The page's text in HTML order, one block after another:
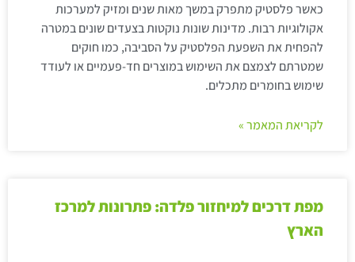
כאשר פלסטיק מתפרק במשך מאות שנים ומזיק למערכות
אקולוגיות רבות. מדינות שונות נוקטות בצעדים שונים במטרה
להפחית את השפעת הפלסטיק על הסביבה, כמו חוקים
שמטרתם לצמצם את השימוש במוצרים חד-פעמיים או לעודד
שימוש בחומרים מתכלים.
לקריאת המאמר »
מפת דרכים למיחזור פלדה: פתרונות למרכז
הארץ